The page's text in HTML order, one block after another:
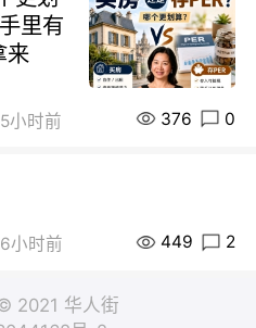
里有
来
小时前 376 0
小时前 449 2
2021 华人街